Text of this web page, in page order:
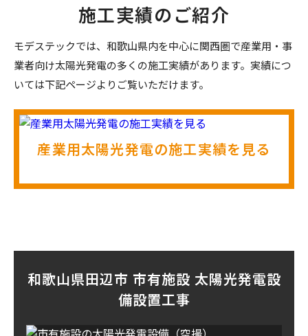
施工実績のご紹介
モデステックでは、和歌山県内を中心に関西圏で産業用・事
業者向け太陽光発電の多くの施工実績があります。実績につ
いては下記ページよりご覧いただけます。
産業用太陽光発電の施工実績を見る
和歌山県田辺市 市有施設 太陽光発電設
備設置工事